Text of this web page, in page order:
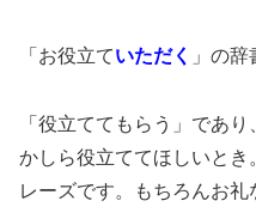
「お役立ていただく 」の
「役立ててもらう」であ
かしら役立ててほしいと
レーズです。もちろんお礼